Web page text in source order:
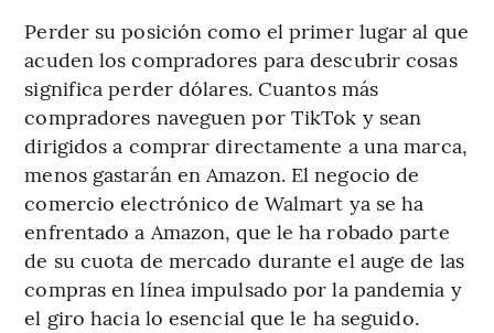
Perder su posición como el primer lugar al que
acuden los compradores para descubrir cosas
significa perder dólares. Cuantos más
compradores naveguen por TikTok y sean
dirigidos a comprar directamente a una marca,
menos gastarán en Amazon. El negocio de
comercio electrónico de Walmart ya se ha
enfrentado a Amazon, que le ha robado parte
de su cuota de mercado durante el auge de las
compras en línea impulsado por la pandemia y
el giro hacia lo esencial que le ha seguido.